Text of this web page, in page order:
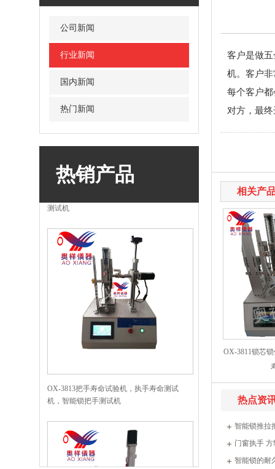
公司新闻
行业新闻
国内新闻
热门新闻
热销产品
OX-3812指纹刷卡寿命试验机，智能锁指纹
机，智能锁把手测试机
客户是做
机。客户
每个客户
对方，最
相关产
OX-3811锁芯
热点资
智能锁推拉
门窗执手
智能锁的耐